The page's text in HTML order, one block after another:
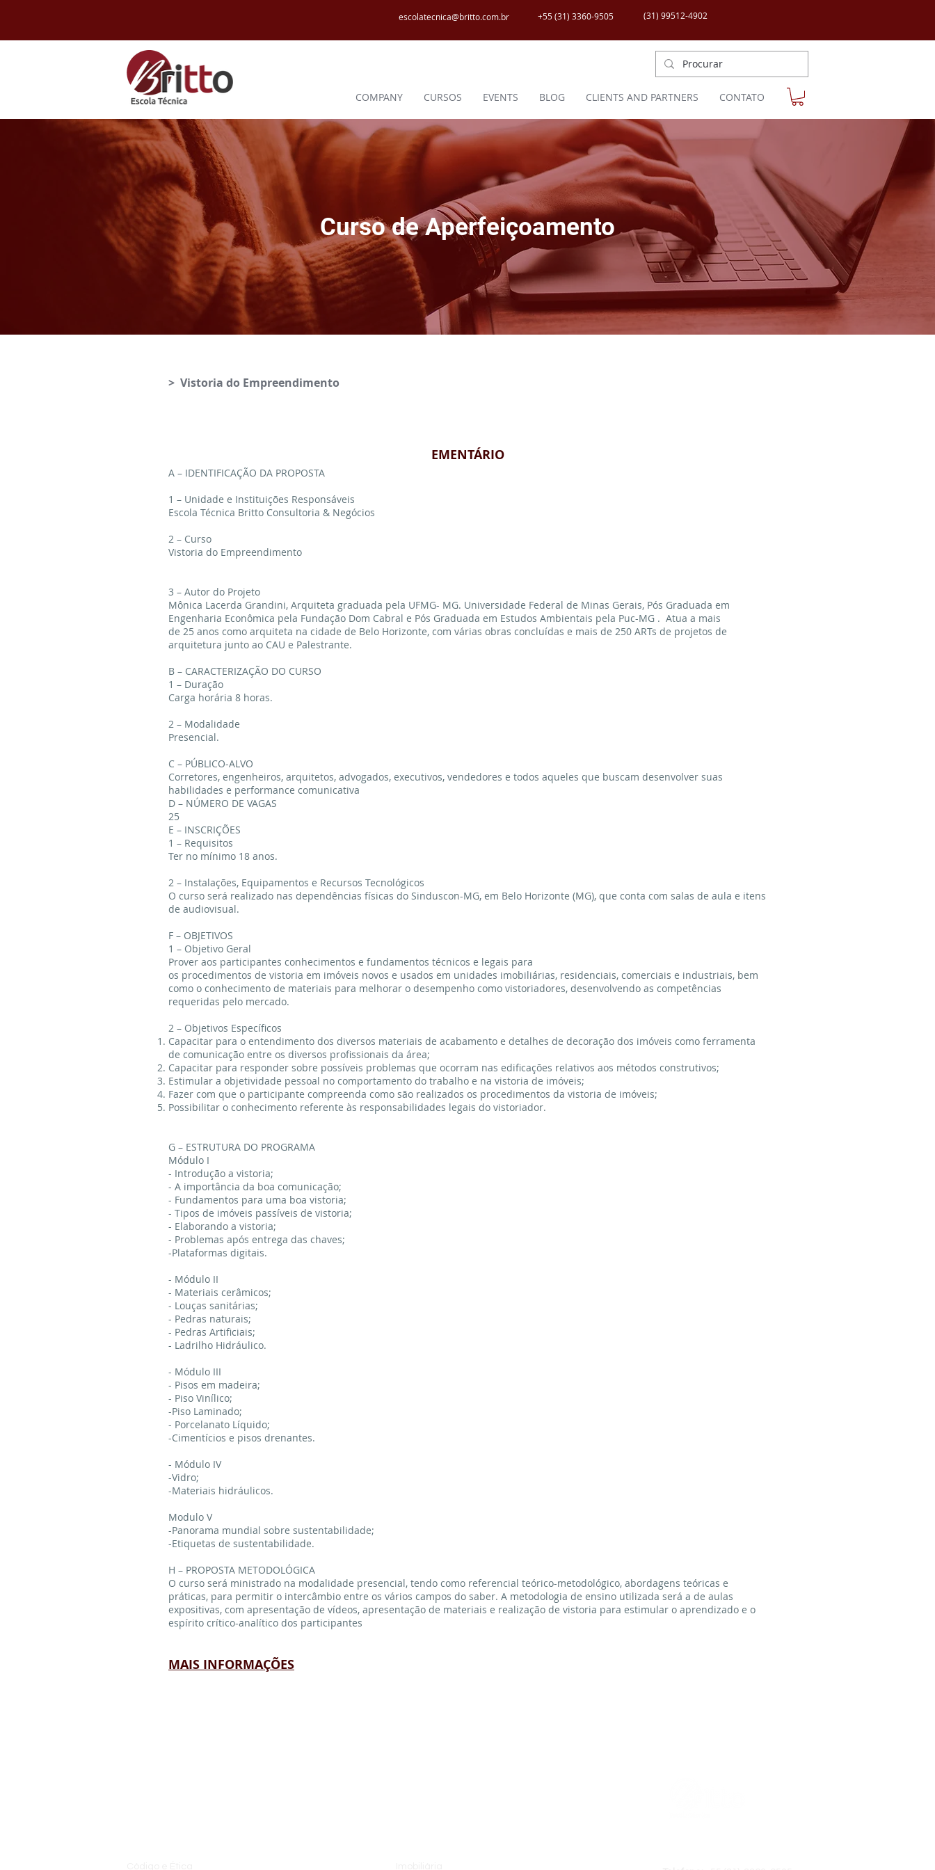
escolatecnica@britto.com.br +55 (31) 3360-9505 (31) 99512-4902
COMPANY CURSOS EVENTS BLOG CLIENTS AND PARTNERS CONTATO
Curso de Aperfeiçoamento
> Vistoria do Empreendimento
EMENTÁRIO
A – IDENTIFICAÇÃO DA PROPOSTA
1 – Unidade e Instituições Responsáveis
Escola Técnica Britto Consultoria & Negócios
2 – Curso
Vistoria do Empreendimento
3 – Autor do Projeto
Mônica Lacerda Grandini, Arquiteta graduada pela UFMG- MG. Universidade Federal de Minas Gerais, Pós Graduada em
Engenharia Econômica pela Fundação Dom Cabral e Pós Graduada em Estudos Ambientais pela Puc-MG . Atua a mais
de 25 anos como arquiteta na cidade de Belo Horizonte, com várias obras concluídas e mais de 250 ARTs de projetos de
arquitetura junto ao CAU e Palestrante.
B – CARACTERIZAÇÃO DO CURSO
1 – Duração
Carga horária 8 horas.
2 – Modalidade
Presencial.
C – PÚBLICO-ALVO
Corretores, engenheiros, arquitetos, advogados, executivos, vendedores e todos aqueles que buscam desenvolver suas
habilidades e performance comunicativa
D – NÚMERO DE VAGAS
25
E – INSCRIÇÕES
1 – Requisitos
Ter no mínimo 18 anos.
2 – Instalações, Equipamentos e Recursos Tecnológicos
O curso será realizado nas dependências físicas do Sinduscon-MG, em Belo Horizonte (MG), que conta com salas de aula e itens
de audiovisual.
F – OBJETIVOS
1 – Objetivo Geral
Prover aos participantes conhecimentos e fundamentos técnicos e legais para
os procedimentos de vistoria em imóveis novos e usados em unidades imobiliárias, residenciais, comerciais e industriais, bem
como o conhecimento de materiais para melhorar o desempenho como vistoriadores, desenvolvendo as competências
requeridas pelo mercado.
2 – Objetivos Específicos
Capacitar para o entendimento dos diversos materiais de acabamento e detalhes de decoração dos imóveis como ferramenta
de comunicação entre os diversos profissionais da área;
Capacitar para responder sobre possíveis problemas que ocorram nas edificações relativos aos métodos construtivos;
Estimular a objetividade pessoal no comportamento do trabalho e na vistoria de imóveis;
Fazer com que o participante compreenda como são realizados os procedimentos da vistoria de imóveis;
Possibilitar o conhecimento referente às responsabilidades legais do vistoriador.
G – ESTRUTURA DO PROGRAMA
Módulo I
- Introdução a vistoria;
- A importância da boa comunicação;
- Fundamentos para uma boa vistoria;
- Tipos de imóveis passíveis de vistoria;
- Elaborando a vistoria;
- Problemas após entrega das chaves;
-Plataformas digitais.
- Módulo II
- Materiais cerâmicos;
- Louças sanitárias;
- Pedras naturais;
- Pedras Artificiais;
- Ladrilho Hidráulico.
- Módulo III
- Pisos em madeira;
- Piso Vinílico;
-Piso Laminado;
- Porcelanato Líquido;
-Cimentícios e pisos drenantes.
- Módulo IV
-Vidro;
-Materiais hidráulicos.
Modulo V
-Panorama mundial sobre sustentabilidade;
-Etiquetas de sustentabilidade.
H – PROPOSTA METODOLÓGICA
O curso será ministrado na modalidade presencial, tendo como referencial teórico-metodológico, abordagens teóricas e
práticas, para permitir o intercâmbio entre os vários campos do saber. A metodologia de ensino utilizada será a de aulas
expositivas, com apresentação de vídeos, apresentação de materiais e realização de vistoria para estimular o aprendizado e o
espírito crítico-analítico dos participantes
MAIS INFORMAÇÕES